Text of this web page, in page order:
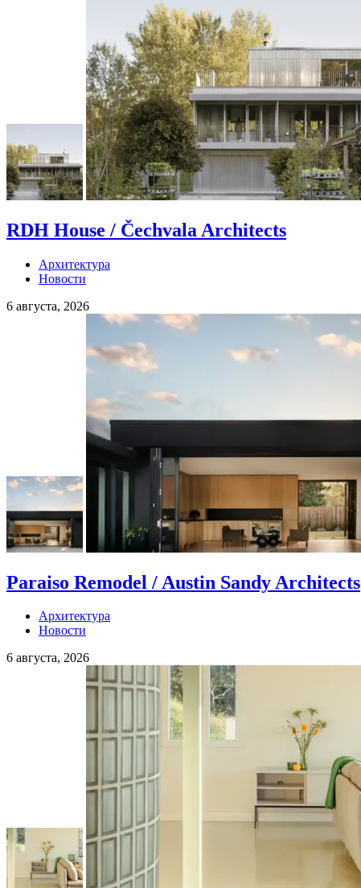
RDH House / Čechvala Architects
Архитектура
Новости
6 августа, 2026
Paraiso Remodel / Austin Sandy Architects
Архитектура
Новости
6 августа, 2026